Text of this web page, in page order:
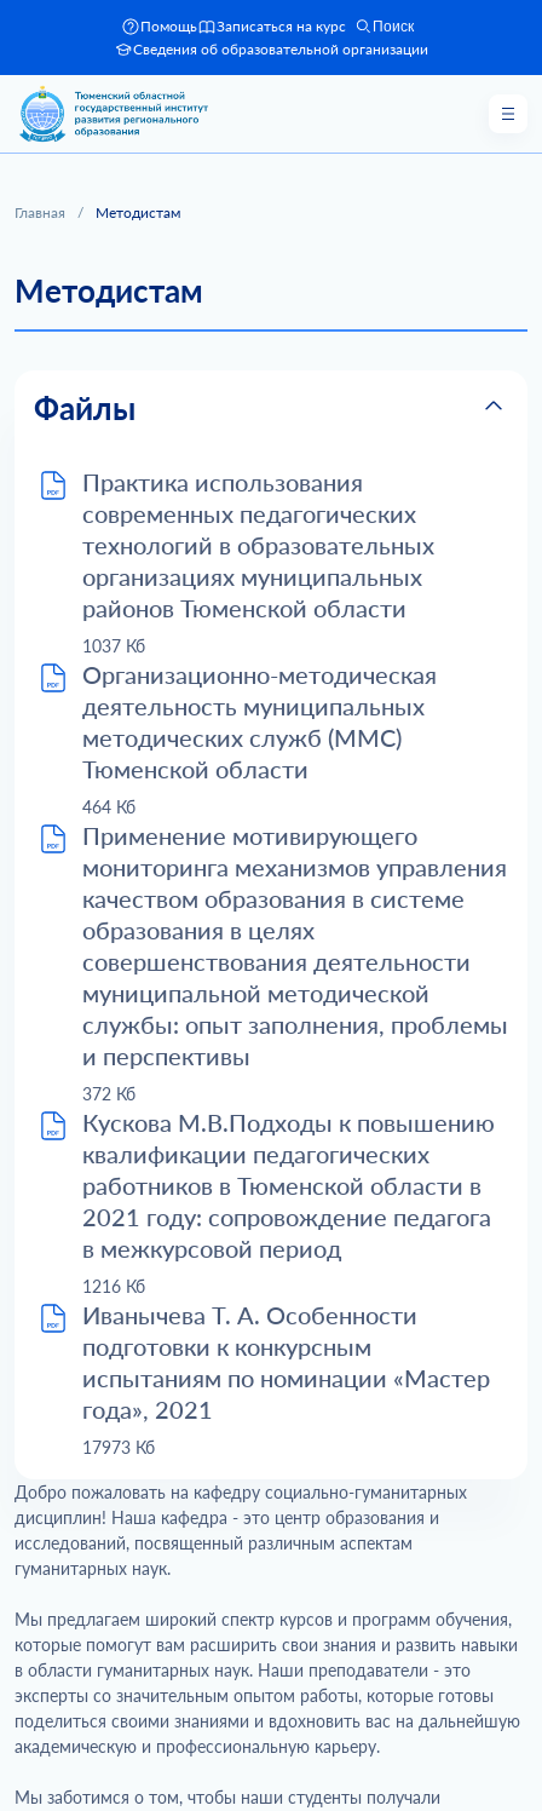
Помощь Записаться на курс Поиск
Сведения об образовательной организации
Главная / Методистам
Методистам
Файлы
Практика использования
современных педагогических
технологий в образовательных
организациях муниципальных
районов Тюменской области
1037 Кб
Организационно-методическая
деятельность муниципальных
методических служб (ММС)
Тюменской области
464 Кб
Применение мотивирующего
мониторинга механизмов управления
качеством образования в системе
образования в целях
совершенствования деятельности
муниципальной методической
службы: опыт заполнения, проблемы
и перспективы
372 Кб
Кускова М.В.Подходы к повышению
квалификации педагогических
работников в Тюменской области в
2021 году: сопровождение педагога
в межкурсовой период
1216 Кб
Иванычева Т. А. Особенности
подготовки к конкурсным
испытаниям по номинации «Мастер
года», 2021
17973 Кб
Добро пожаловать на кафедру социально-гуманитарных
дисциплин! Наша кафедра - это центр образования и
исследований, посвященный различным аспектам
гуманитарных наук.
Мы предлагаем широкий спектр курсов и программ обучения,
которые помогут вам расширить свои знания и развить навыки
в области гуманитарных наук. Наши преподаватели - это
эксперты со значительным опытом работы, которые готовы
поделиться своими знаниями и вдохновить вас на дальнейшую
академическую и профессиональную карьеру.
Мы заботимся о том, чтобы наши студенты получали